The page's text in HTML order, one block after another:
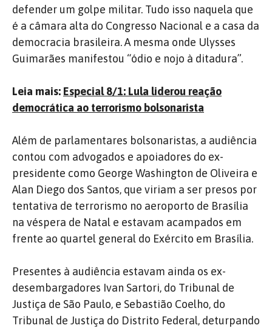
defender um golpe militar. Tudo isso naquela que
é a câmara alta do Congresso Nacional e a casa da
democracia brasileira. A mesma onde Ulysses
Guimarães manifestou “ódio e nojo à ditadura”.
Leia mais: Especial 8/1: Lula liderou reação
democrática ao terrorismo bolsonarista
Além de parlamentares bolsonaristas, a audiência
contou com advogados e apoiadores do ex-
presidente como George Washington de Oliveira e
Alan Diego dos Santos, que viriam a ser presos por
tentativa de terrorismo no aeroporto de Brasília
na véspera de Natal e estavam acampados em
frente ao quartel general do Exército em Brasília.
Presentes à audiência estavam ainda os ex-
desembargadores Ivan Sartori, do Tribunal de
Justiça de São Paulo, e Sebastião Coelho, do
Tribunal de Justiça do Distrito Federal, deturpando